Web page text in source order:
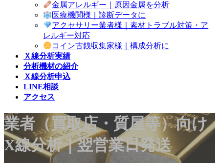
金属アレルギー｜原因金属を分析
医療機関様｜診断データに
アクセサリー業者様｜素材トラブル対策・ア
レルギー対応
コイン古銭収集家様｜構成分析に
Ｘ線分析実績
分析機材の紹介
Ｘ線分析申込
LINE相談
アクセス
業者（買取店・質屋等）向け
X線分析｜翌営業日発送